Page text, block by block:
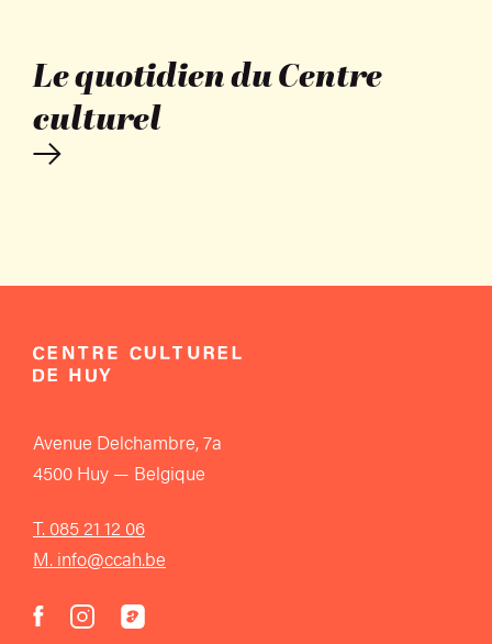
Le quotidien du Centre
culturel
Avenue Delchambre, 7a
4500 Huy — Belgique
T. 085 21 12 06
M. info@ccah.be
facebook
instagram
acast